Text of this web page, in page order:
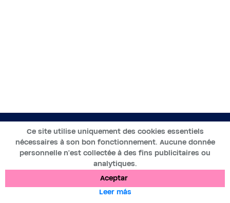
ES
2019-2025 ©BWT by
- Todos los derechos reservados
CookiesMenciones legales
Aceptar
Ce site utilise uniquement des cookies essentiels
nécessaires à son bon fonctionnement. Aucune donnée
personnelle n’est collectée à des fins publicitaires ou
analytiques.
Leer más